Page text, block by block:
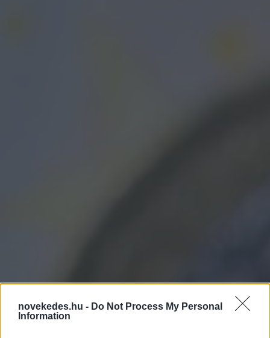
novekedes.hu - Do Not Process My Personal
Information